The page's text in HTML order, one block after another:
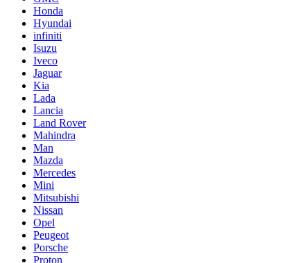
Honda
Hyundai
infiniti
Isuzu
Iveco
Jaguar
Kia
Lada
Lancia
Land Rover
Mahindra
Man
Mazda
Mercedes
Mini
Mitsubishi
Nissan
Opel
Peugeot
Porsche
Proton